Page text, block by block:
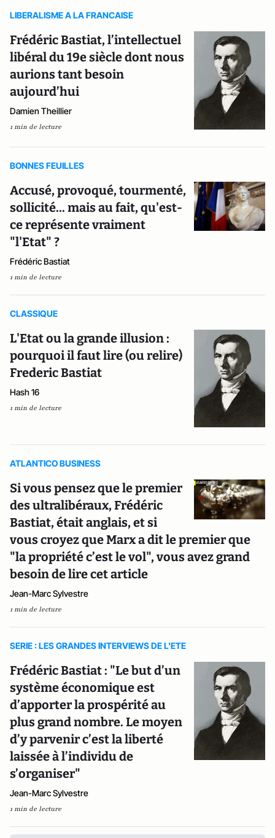
LIBERALISME A LA FRANCAISE
Frédéric Bastiat, l’intellectuel
libéral du 19e siècle dont nous
aurions tant besoin
aujourd’hui
Damien Theillier
1 min de lecture
BONNES FEUILLES
Accusé, provoqué, tourmenté,
sollicité... mais au fait, qu'est-
ce représente vraiment
"l'Etat" ?
Frédéric Bastiat
1 min de lecture
CLASSIQUE
L'Etat ou la grande illusion :
pourquoi il faut lire (ou relire)
Frederic Bastiat
Hash 16
1 min de lecture
ATLANTICO BUSINESS
Si vous pensez que le premier
des ultralibéraux, Frédéric
Bastiat, était anglais, et si
vous croyez que Marx a dit le premier que
"la propriété c’est le vol", vous avez grand
besoin de lire cet article
Jean-Marc Sylvestre
1 min de lecture
SERIE : LES GRANDES INTERVIEWS DE L'ETE
Frédéric Bastiat : "Le but d’un
système économique est
d’apporter la prospérité au
plus grand nombre. Le moyen
d’y parvenir c’est la liberté
laissée à l’individu de
s’organiser"
Jean-Marc Sylvestre
1 min de lecture